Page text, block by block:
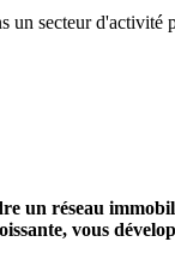
un secteur d'activité
un réseau
vous